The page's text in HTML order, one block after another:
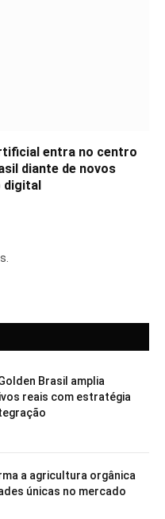
entra no centro
diante de novos
digital
Brasil amplia
reais com estratégia
a agricultura orgânica
únicas no mercado